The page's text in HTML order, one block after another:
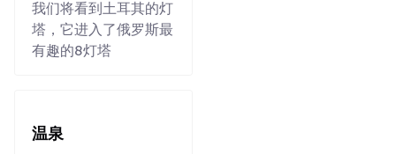
我们将看到土耳其的灯
塔，它进入了俄罗斯最
有趣的8灯塔
温泉